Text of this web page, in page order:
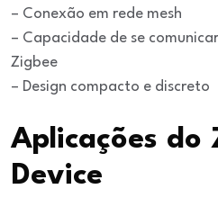
– Conexão em rede mesh
– Capacidade de se
Zigbee
– Design compacto e discreto
Aplicações do
Device